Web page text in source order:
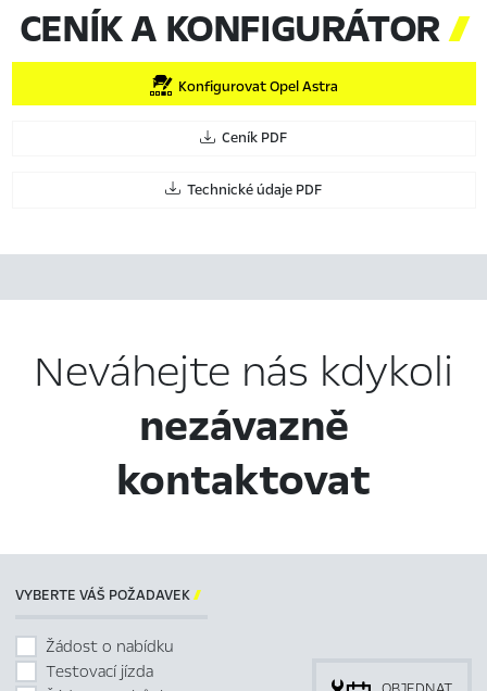
CENÍK A KONFIGURÁTOR
Konfigurovat Opel Astra
Ceník PDF
Technické údaje PDF
Neváhejte nás kdykoli
nezávazně
kontaktovat
VYBERTE VÁŠ POŽADAVEK
Žádost o nabídku
Testovací jízda